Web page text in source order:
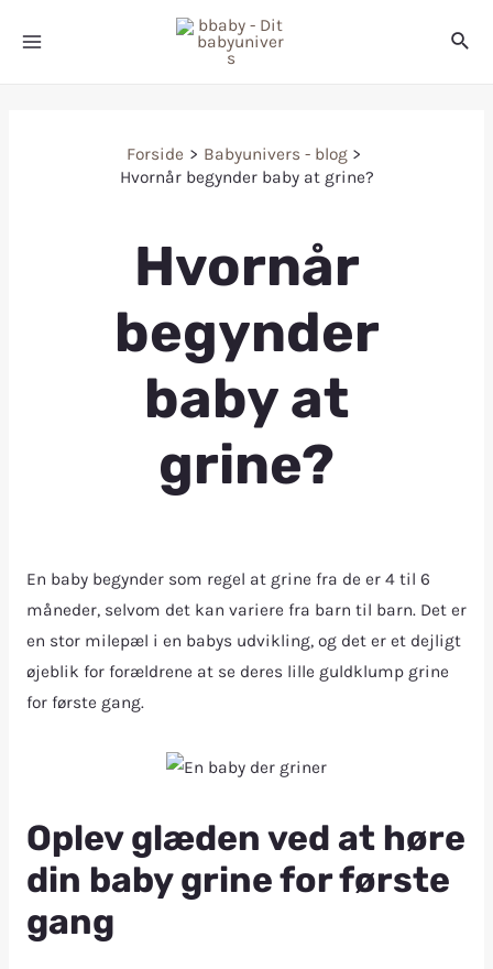
Forside
Babyunivers - blog
Hvornår begynder baby at grine?
Hvornår
begynder
baby at
grine?
En baby begynder som regel at grine fra de er 4 til 6
måneder, selvom det kan variere fra barn til barn. Det er
en stor milepæl i en babys udvikling, og det er et dejligt
øjeblik for forældrene at se deres lille guldklump grine
for første gang.
Oplev glæden ved at høre
din baby grine for første
gang